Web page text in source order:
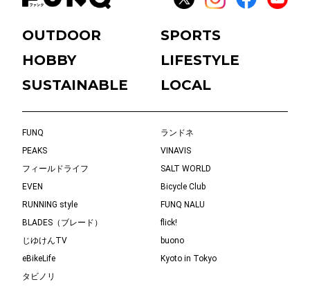
OUTDOOR
SPORTS
HOBBY
LIFESTYLE
SUSTAINABLE
LOCAL
FUNQ
ランドネ
PEAKS
VINAVIS
フィールドライフ
SALT WORLD
EVEN
Bicycle Club
RUNNING style
FUNQ NALU
BLADES（ブレード）
flick!
じゆけんTV
buono
eBikeLife
Kyoto in Tokyo
タビノリ